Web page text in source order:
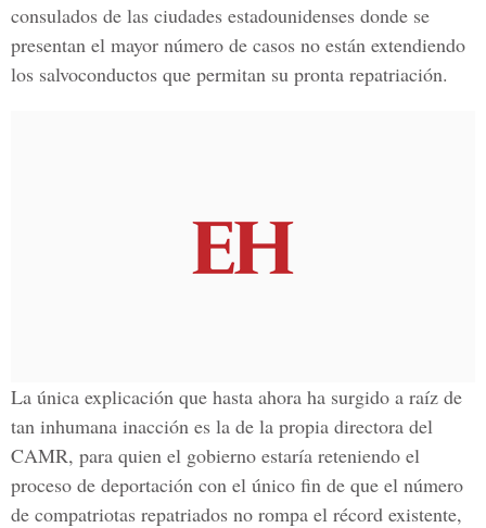
consulados de las ciudades estadounidenses donde se
presentan el mayor número de casos no están extendiendo
los salvoconductos que permitan su pronta repatriación.
La única explicación que hasta ahora ha surgido a raíz de
tan inhumana inacción es la de la propia directora del
CAMR, para quien el gobierno estaría reteniendo el
proceso de deportación con el único fin de que el número
de compatriotas repatriados no rompa el récord existente,